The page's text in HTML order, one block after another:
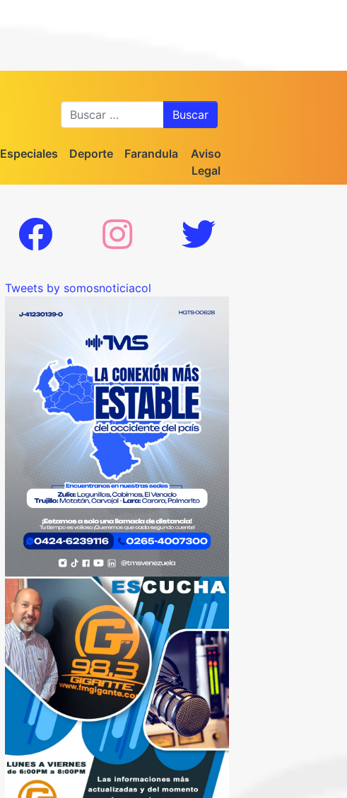
Especiales Deporte Farandula
Aviso
Legal
Tweets by somosnoticiacol